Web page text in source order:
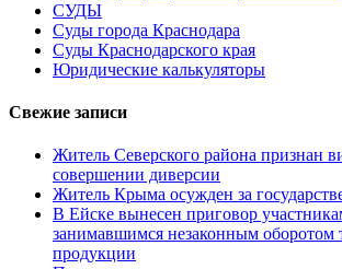
СУДЫ
Суды города Краснодара
Суды Краснодарского края
Юридические калькуляторы
Свежие записи
Житель Северского района признан
совершении диверсии
Житель Крыма осужден за
В Ейске вынесен приговор
занимавшимся незаконным оборотом
продукции